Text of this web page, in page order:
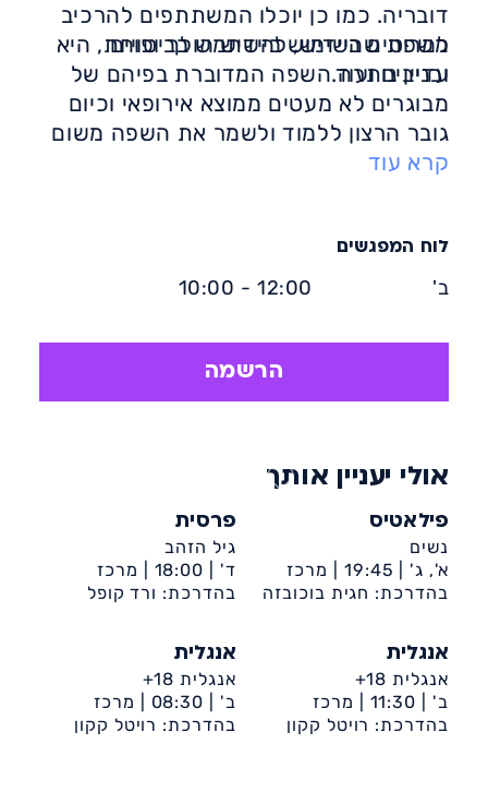
דובריה. כמו כן יוכלו המשתתפים להרכיב
משפטים ביידיש, להשתמש בביטויים
ובניבים ועוד.
למרות שהשימוש ביידיש הולך ופוחת, היא
עדיין נותרה השפה המדוברת בפיהם של
מבוגרים לא מעטים ממוצא אירופאי וכיום
גובר הרצון ללמוד ולשמר את השפה משום
שהיה לה חלק מהותי בעיצוב זהות העם
קרא עוד
הרשמה
לוח המפגשים
ב' 12:00 - 10:00
אולי יעניין אותך
פילאטיס
נשים
א', ג' | 19:45 |
מרכז
קהילתי קן מלכה (רובע
בהדרכת: חגית בוכובזה
פרסית
גיל הזהב
ד' | 18:00 |
מרכז
קהילתי קן מלכה (רובע
בהדרכת: ורד קופל
אנגלית
אנגלית 18+
ב' | 11:30 |
מרכז
קהילתי אחווה
בהדרכת: רויטל קקון
אנגלית
אנגלית 18+
ב' | 08:30 |
מרכז
קהילתי אחווה
בהדרכת: רויטל קקון